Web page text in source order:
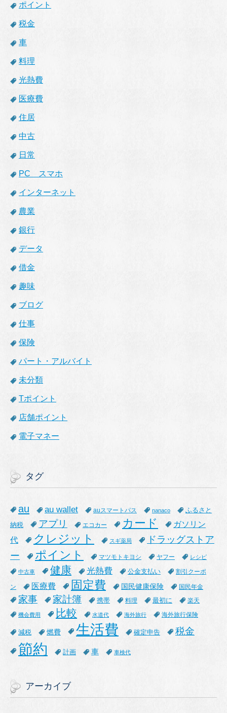
ポイント
税金
車
料理
光熱費
医療費
住居
中古
日常
PC スマホ
インターネット
農業
銀行
データ
借金
趣味
ブログ
仕事
保険
パート・アルバイト
未分類
Tポイント
店舗ポイント
電子マネー
タグ
au au wallet auスマートパス nanaco
ふるさと
納税
アプリ エコカー カード
ガソリン
代
クレジット スギ薬局
ドラッグストア
ー
ポイント マツモトキヨシ ヤフー レシピ
中古車 健康 光熱費 公金支払い 割引クーポ
ン 医療費 固定費 国民健康保険 国民年金
家事 家計簿 携帯 料理 最初に 楽天
機会費用 比較 水道代 海外旅行 海外旅行保険
減税 燃費 生活費 確定申告 税金
節約 計画 車 車検代
アーカイブ